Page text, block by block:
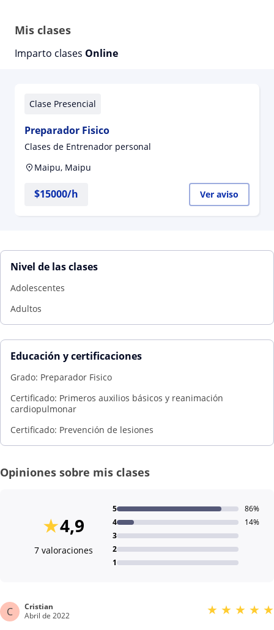
Mis clases
Imparto clases Online
Clase Presencial
Preparador Fisico
Clases de Entrenador personal
Maipu, Maipu
$15000/h Ver aviso
Nivel de las clases
Adolescentes
Adultos
Educación y certificaciones
Grado: Preparador Fisico
Certificado: Primeros auxilios básicos y reanimación
cardiopulmonar
Certificado: Prevención de lesiones
Opiniones sobre mis clases
4,9
★
7 valoraciones
1
2
3
4 14%
5 86%
C
Cristian
Abril de 2022
★ ★ ★ ★ ★